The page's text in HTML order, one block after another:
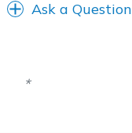
Ask a Question